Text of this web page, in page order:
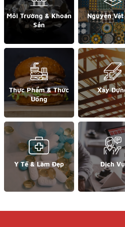
Môi Trường & Khoán
Sản
Nguyên Vật
Thực Phẩm & Thức
Uống
Xây
Y Tế & Làm Đẹp Dịch Vụ